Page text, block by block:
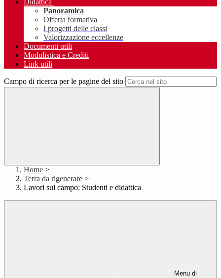
Didattica
Panoramica
Offerta formativa
I progetti delle classi
Valorizzazione eccellenze
Documenti utili
Modulistica e Crediti
Link utili
Campo di ricerca per le pagine del sito
Home >
Terra da rigenerare >
Lavori sul campo: Studenti e didattica
Menu di